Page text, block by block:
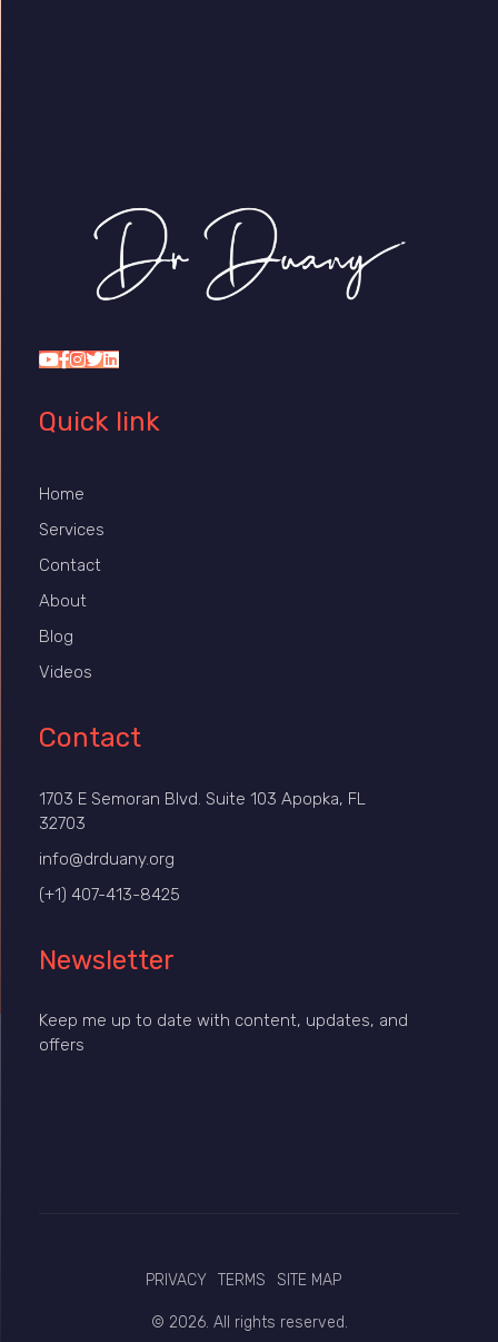
Quick link
Home
Services
Contact
About
Blog
Videos
Contact
1703 E Semoran Blvd. Suite 103 Apopka, FL
32703
info@drduany.org
(+1) 407-413-8425
Newsletter
Keep me up to date with content, updates, and
offers
PRIVACY TERMS SITE MAP
© 2026. All rights reserved.